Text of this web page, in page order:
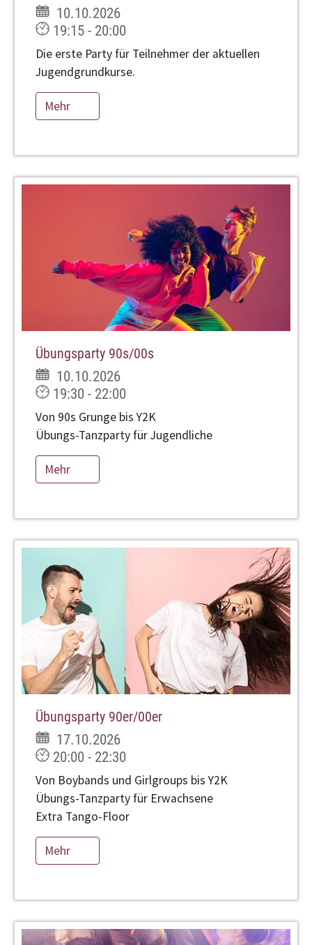
10.10.2026
19:15 - 20:00
Die erste Party für Teilnehmer der aktuellen
Jugendgrundkurse.
Mehr
Übungsparty 90s/00s
10.10.2026
19:30 - 22:00
Von 90s Grunge bis Y2K
Übungs-Tanzparty für Jugendliche
Mehr
Übungsparty 90er/00er
17.10.2026
20:00 - 22:30
Von Boybands und Girlgroups bis Y2K
Übungs-Tanzparty für Erwachsene
Extra Tango-Floor
Mehr